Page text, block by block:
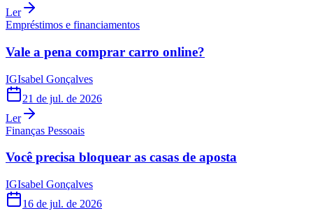
Ler
Empréstimos e financiamentos
Vale a pena comprar carro online?
IGIsabel Gonçalves
21 de jul. de 2026
Ler
Finanças Pessoais
Você precisa bloquear as casas de aposta
IGIsabel Gonçalves
16 de jul. de 2026